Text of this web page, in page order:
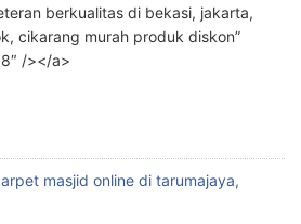
berkualitas di bekasi, jakarta,
cikarang murah produk diskon”
/></a>
masjid online di tarumajaya,